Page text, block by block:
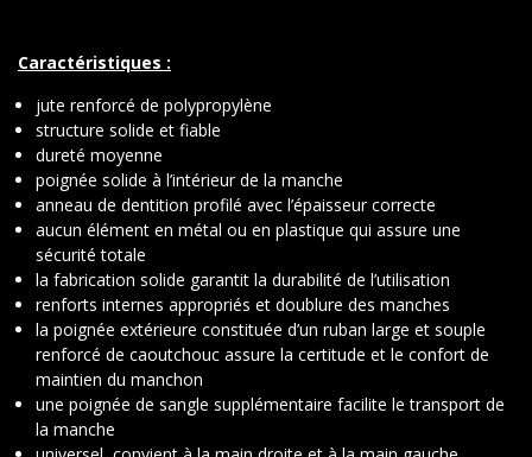
Caractéristiques :
jute renforcé de polypropylène
structure solide et fiable
dureté moyenne
poignée solide à l’intérieur de la manche
anneau de dentition profilé avec l’épaisseur correcte
aucun élément en métal ou en plastique qui assure une
sécurité totale
la fabrication solide garantit la durabilité de l’utilisation
renforts internes appropriés et doublure des manches
la poignée extérieure constituée d’un ruban large et souple
renforcé de caoutchouc assure la certitude et le confort de
maintien du manchon
une poignée de sangle supplémentaire facilite le transport de
la manche